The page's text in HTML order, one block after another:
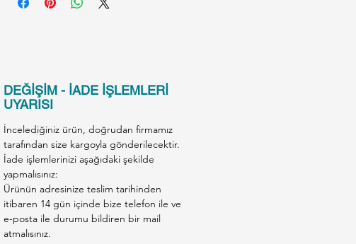
korur.
kediler için bütünsel bir bakım sunar:
1. Tek Hayvansal Protein Kaynağı:
Somon balığı, sindirilebilirliği en
yüksek ve alerji riski en düşük
proteinlerden biridir. Tavuk veya
kırmızı et hassasiyeti olan
kısırlaştırılmış kediler için ideal,
hipoalerjenik bir alternatiftir.
DEĞİŞİM - İADE İŞLEMLERİ
UYARISI
İncelediğiniz ürün, doğrudan firmamız
tarafından size kargoyla gönderilecektir.
İade işlemlerinizi aşağıdaki şekilde
yapmalısınız:
Ürünün adresinize teslim tarihinden
itibaren 14 gün içinde bize telefon ile ve
e-posta ile durumu bildiren bir mail
atmalısınız.